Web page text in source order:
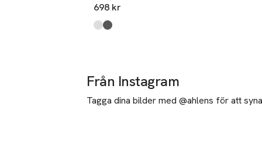
698 kr
Produkten finns i färgerna:
white
black
Från Instagram
Tagga dina bilder med @ahlens för att